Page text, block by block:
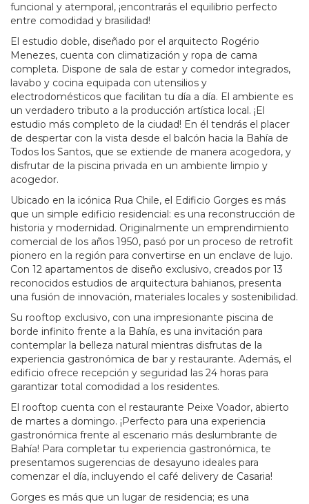
funcional y atemporal, ¡encontrarás el equilibrio perfecto
entre comodidad y brasilidad!
El estudio doble, diseñado por el arquitecto Rogério
Menezes, cuenta con climatización y ropa de cama
completa. Dispone de sala de estar y comedor integrados,
lavabo y cocina equipada con utensilios y
electrodomésticos que facilitan tu día a día. El ambiente es
un verdadero tributo a la producción artística local. ¡El
estudio más completo de la ciudad! En él tendrás el placer
de despertar con la vista desde el balcón hacia la Bahía de
Todos los Santos, que se extiende de manera acogedora, y
disfrutar de la piscina privada en un ambiente limpio y
acogedor.
Ubicado en la icónica Rua Chile, el Edificio Gorges es más
que un simple edificio residencial: es una reconstrucción de
historia y modernidad. Originalmente un emprendimiento
comercial de los años 1950, pasó por un proceso de retrofit
pionero en la región para convertirse en un enclave de lujo.
Con 12 apartamentos de diseño exclusivo, creados por 13
reconocidos estudios de arquitectura bahianos, presenta
una fusión de innovación, materiales locales y sostenibilidad.
Su rooftop exclusivo, con una impresionante piscina de
borde infinito frente a la Bahía, es una invitación para
contemplar la belleza natural mientras disfrutas de la
experiencia gastronómica de bar y restaurante. Además, el
edificio ofrece recepción y seguridad las 24 horas para
garantizar total comodidad a los residentes.
El rooftop cuenta con el restaurante Peixe Voador, abierto
de martes a domingo. ¡Perfecto para una experiencia
gastronómica frente al escenario más deslumbrante de
Bahía! Para completar tu experiencia gastronómica, te
presentamos sugerencias de desayuno ideales para
comenzar el día, incluyendo el café delivery de Casaria!
Gorges es más que un lugar de residencia; es una